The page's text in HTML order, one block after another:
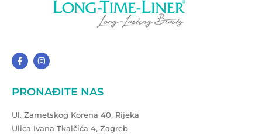
PRONAĐITE NAS
Ul. Zametskog Korena 40, Rijeka
Ulica Ivana Tkalčića 4, Zagreb